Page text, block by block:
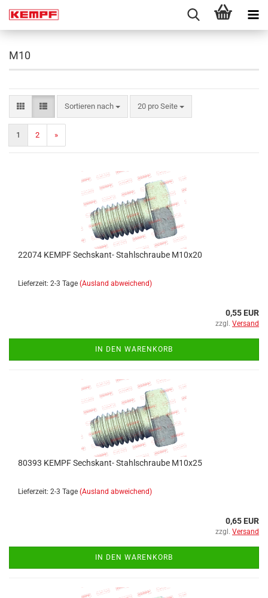
M10
Sortieren nach
Sortieren nach 20 pro Seite
pro Seite
1 2 »
22074 KEMPF Sechskant- Stahlschraube M10x20
Lieferzeit: 2-3 Tage (Ausland abweichend)
0,55 EUR
zzgl. Versand
IN DEN WARENKORB
80393 KEMPF Sechskant- Stahlschraube M10x25
Lieferzeit: 2-3 Tage (Ausland abweichend)
0,65 EUR
zzgl. Versand
IN DEN WARENKORB